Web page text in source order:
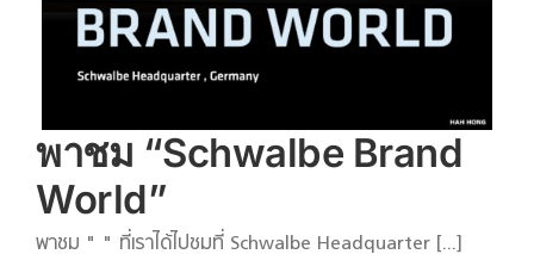
พาชม “Schwalbe Brand
World”
พาชม " " ที่เราได้ไปชมที่ Schwalbe Headquarter [...]